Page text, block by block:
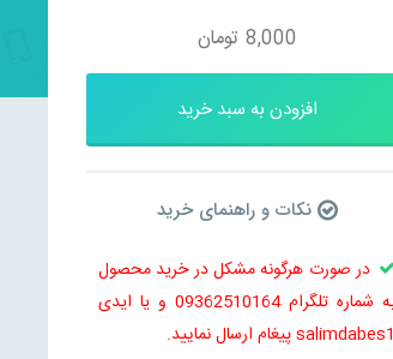
8,000 تومان
افزودن به سبد خرید
نکات و راهنمای خرید
در صورت هرگونه مشکل در خرید محصول
به شماره تلگرام 09362510164 و یا ایدی
salimdabes1 پیغام ارسال نمایید.